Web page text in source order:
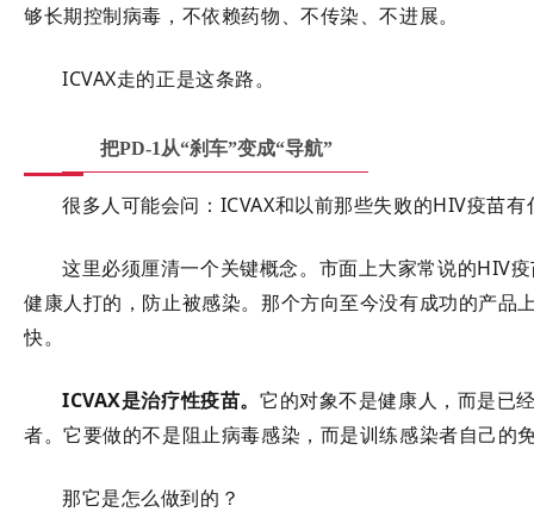
够长期控制病毒，不依赖药物、不传染、不进展。
ICVAX走的正是这条路。
把PD-1从“刹车”变成“导航”
很多人可能会问：ICVAX和以前那些失败的HIV疫苗有
这里必须厘清一个关键概念。市面上大家常说的HIV
健康人打的，防止被感染。那个方向至今没有成功的产品
快。
ICVAX是治疗性疫苗。 它的对象不是健康人，而是已
者。它要做的不是阻止病毒感染，而是训练感染者自己的
那它是怎么做到的？